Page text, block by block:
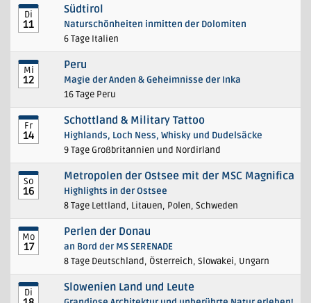
Di
11
Südtirol
Naturschönheiten inmitten der Dolomiten
6 Tage Italien
Mi
12
Peru
Magie der Anden & Geheimnisse der Inka
16 Tage Peru
Fr
14
Schottland & Military Tattoo
Highlands, Loch Ness, Whisky und Dudelsäcke
9 Tage Großbritannien und Nordirland
So
16
Metropolen der Ostsee mit der MSC Magnifica
Highlights in der Ostsee
8 Tage Lettland, Litauen, Polen, Schweden
Mo
17
Perlen der Donau
an Bord der MS SERENADE
8 Tage Deutschland, Österreich, Slowakei, Ungarn
Di Slowenien Land und Leute